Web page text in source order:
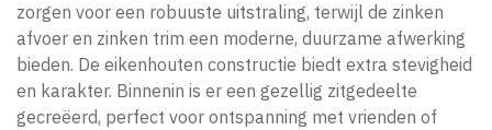
zorgen voor een robuuste uitstraling, terwijl de zinken
afvoer en zinken trim een moderne, duurzame afwerking
bieden. De eikenhouten constructie biedt extra stevigheid
en karakter. Binnenin is er een gezellig zitgedeelte
gecreëerd, perfect voor ontspanning met vrienden of